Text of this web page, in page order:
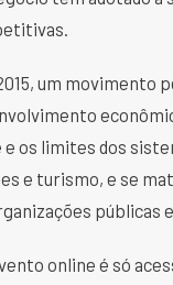
um movimento
os limites dos
e turismo, e se
públicas
online é só